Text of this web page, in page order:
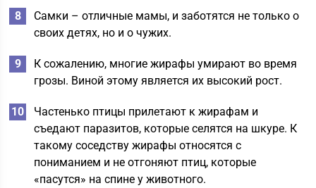
Самки – отличные мамы, и заботятся не только о
своих детях, но и о чужих.
К сожалению, многие жирафы умирают во время
грозы. Виной этому является их высокий рост.
Частенько птицы прилетают к жирафам и
съедают паразитов, которые селятся на шкуре. К
такому соседству жирафы относятся с
пониманием и не отгоняют птиц, которые
«пасутся» на спине у животного.